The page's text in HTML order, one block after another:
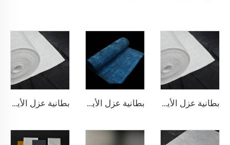
بطانية عزل الأيروجل 200℃ بطانية عزل الأيروجل 350℃ بطانية عزل الأيروجيل 650℃